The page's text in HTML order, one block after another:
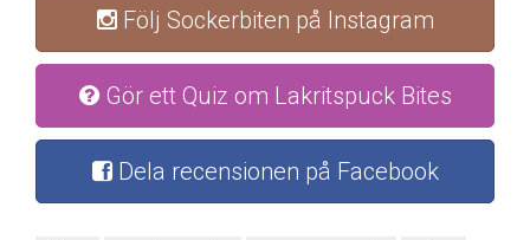
Följ Sockerbiten på Instagram
Gör ett Quiz om Lakritspuck Bites
Dela recensionen på Facebook